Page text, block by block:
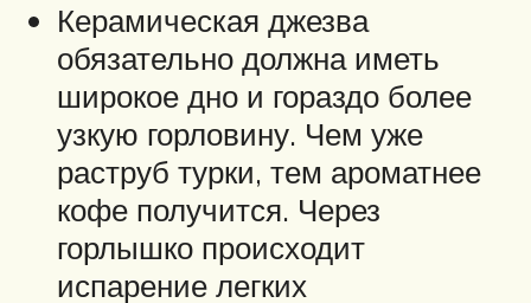
Керамическая джезва
обязательно должна иметь
широкое дно и гораздо более
узкую горловину. Чем уже
раструб турки, тем ароматнее
кофе получится. Через
горлышко происходит
испарение легких